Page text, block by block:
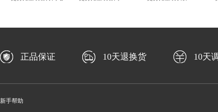
正品保证 10天退换货 10天
新手帮助